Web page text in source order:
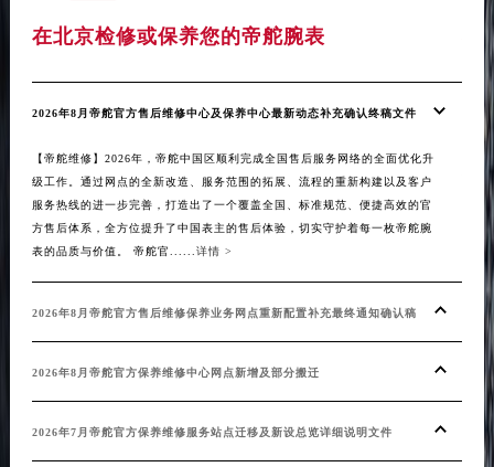
在北京检修或保养您的帝舵腕表
2026年8月帝舵官方售后维修中心及保养中心最新动态补充确认终稿文件
【帝舵维修】2026年，帝舵中国区顺利完成全国售后服务网络的全面优化升
级工作。通过网点的全新改造、服务范围的拓展、流程的重新构建以及客户
服务热线的进一步完善，打造出了一个覆盖全国、标准规范、便捷高效的官
方售后体系，全方位提升了中国表主的售后体验，切实守护着每一枚帝舵腕
表的品质与价值。 帝舵官......详情 >
2026年8月帝舵官方售后维修保养业务网点重新配置补充最终通知确认稿
2026年8月帝舵官方保养维修中心网点新增及部分搬迁
2026年7月帝舵官方保养维修服务站点迁移及新设总览详细说明文件
升级
起了